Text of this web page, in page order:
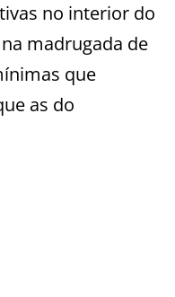
no interior do
madrugada de
que
as do